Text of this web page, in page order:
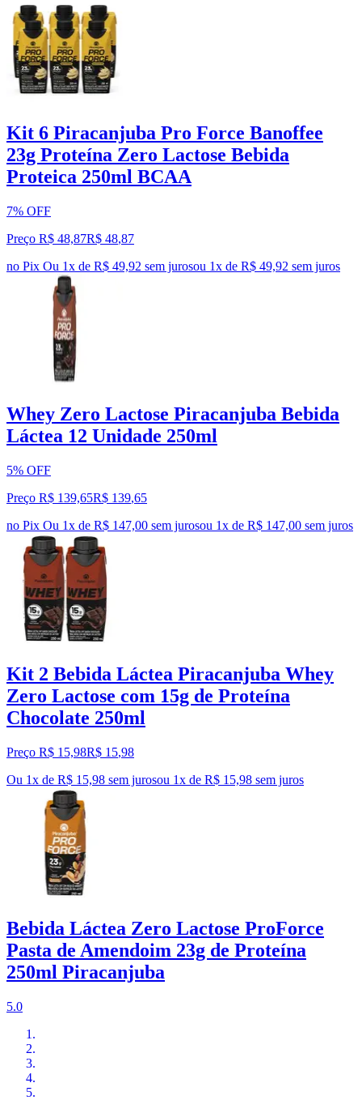
Kit 6 Piracanjuba Pro Force Banoffee
23g Proteína Zero Lactose Bebida
Proteica 250ml BCAA
7% OFF
Preço R$ 48,87R$ 48,87
no Pix Ou 1x de R$ 49,92 sem jurosou 1x de R$ 49,92 sem juros
Whey Zero Lactose Piracanjuba Bebida
Láctea 12 Unidade 250ml
5% OFF
Preço R$ 139,65R$ 139,65
no Pix Ou 1x de R$ 147,00 sem jurosou 1x de R$ 147,00 sem juros
Kit 2 Bebida Láctea Piracanjuba Whey
Zero Lactose com 15g de Proteína
Chocolate 250ml
Preço R$ 15,98R$ 15,98
Ou 1x de R$ 15,98 sem jurosou 1x de R$ 15,98 sem juros
Bebida Láctea Zero Lactose ProForce
Pasta de Amendoim 23g de Proteína
250ml Piracanjuba
5.0